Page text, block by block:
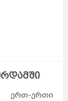
ერთ-ერთი